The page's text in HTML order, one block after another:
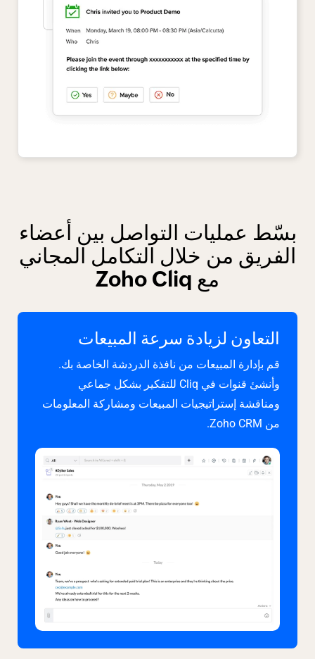
بسّط عمليات التواصل بين أعضاء
الفريق من خلال التكامل المجاني
مع Zoho Cliq
التعاون لزيادة سرعة المبيعات
قم بإدارة المبيعات من نافذة الدردشة الخاصة بك.
وأنشئ قنوات في Cliq للتفكير بشكل جماعي
ومناقشة إستراتيجيات المبيعات ومشاركة المعلومات
من Zoho CRM.